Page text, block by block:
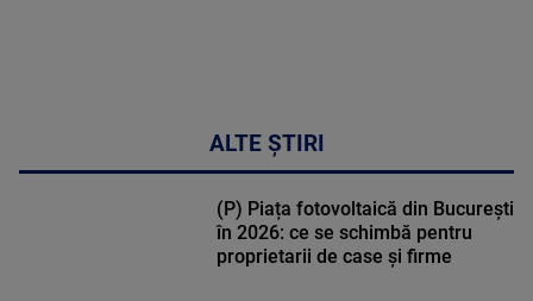
ALTE ȘTIRI
(P) Piața fotovoltaică din București
în 2026: ce se schimbă pentru
proprietarii de case și firme